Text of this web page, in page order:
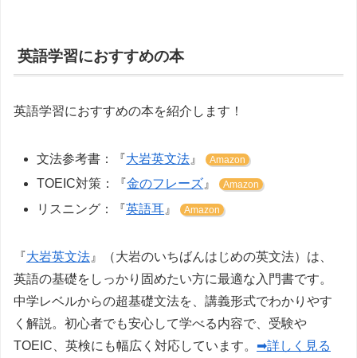
英語学習におすすめの本
英語学習におすすめの本を紹介します！
文法参考書：『大岩英文法 』 Amazon
TOEIC対策：『金のフレーズ』 Amazon
リスニング：『英語耳 』 Amazon
『大岩英文法 』（大岩のいちばんはじめの英文法）は、
英語の基礎をしっかり固めたい方に最適な入門書です。
中学レベルからの超基礎文法を、講義形式でわかりやす
く解説。初心者でも安心して学べる内容で、受験や
TOEIC、英検にも幅広く対応しています。 ➡詳しく見る